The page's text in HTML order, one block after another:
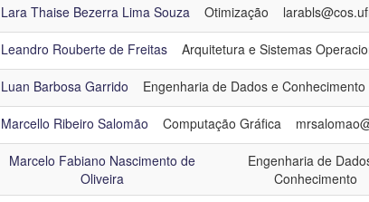
Lara Thaise Bezerra Lima Souza Otimização
Leandro Rouberte de Freitas Arquitetura e Sistemas
Luan Barbosa Garrido Engenharia de Dados e Conhecimento
Marcello Ribeiro Salomão Computação Gráfica
Marcelo Fabiano Nascimento de
Oliveira
Engenharia de
Conhecimento